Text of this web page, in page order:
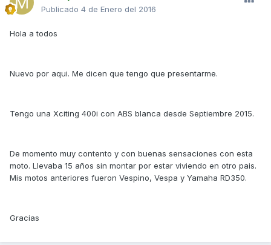
Publicado 4 de Enero del 2016
Hola a todos
Nuevo por aqui. Me dicen que tengo que presentarme.
Tengo una Xciting 400i con ABS blanca desde Septiembre 2015.
De momento muy contento y con buenas sensaciones con esta
moto. Llevaba 15 años sin montar por estar viviendo en otro pais.
Mis motos anteriores fueron Vespino, Vespa y Yamaha RD350.
Gracias